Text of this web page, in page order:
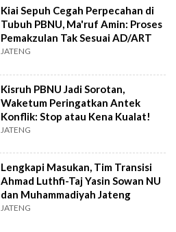
Kiai Sepuh Cegah Perpecahan di
Tubuh PBNU, Ma'ruf Amin: Proses
Pemakzulan Tak Sesuai AD/ART
JATENG
Kisruh PBNU Jadi Sorotan,
Waketum Peringatkan Antek
Konflik: Stop atau Kena Kualat!
JATENG
Lengkapi Masukan, Tim Transisi
Ahmad Luthfi-Taj Yasin Sowan NU
dan Muhammadiyah Jateng
JATENG